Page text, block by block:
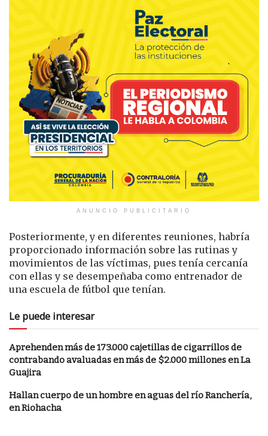
ANUNCIO PUBLICITARIO
Posteriormente, y en diferentes reuniones, habría
proporcionado información sobre las rutinas y
movimientos de las víctimas, pues tenía cercanía
con ellas y se desempeñaba como entrenador de
una escuela de fútbol que tenían.
Le puede interesar
Aprehenden más de 173.000 cajetillas de cigarrillos de
contrabando avaluadas en más de $2.000 millones en La
Guajira
Hallan cuerpo de un hombre en aguas del río Ranchería,
en Riohacha